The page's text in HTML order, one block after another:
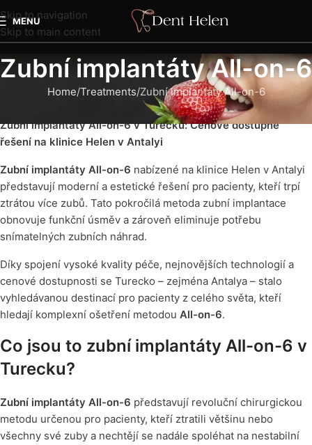
Skip to navigation
Skip to main content
MENU
Zubní implantáty All-on-6
Home Treatments Zubní implantáty All-on-6
Zubní implantáty All-on-6 v Turecku: Cenově dostupné
řešení na klinice Helen v Antalyi
Zubní implantáty All-on-6 nabízené na klinice Helen v Antalyi
představují moderní a estetické řešení pro pacienty, kteří trpí
ztrátou více zubů. Tato pokročilá metoda zubní implantace
obnovuje funkční úsměv a zároveň eliminuje potřebu
snímatelných zubních náhrad.
Díky spojení vysoké kvality péče, nejnovějších technologií a
cenové dostupnosti se Turecko – zejména Antalya – stalo
vyhledávanou destinací pro pacienty z celého světa, kteří
hledají komplexní ošetření metodou All-on-6.
Co jsou to zubní implantáty All-on-6 v
Turecku?
Zubní implantáty All-on-6 představují revoluční chirurgickou
metodu určenou pro pacienty, kteří ztratili většinu nebo
všechny své zuby a nechtějí se nadále spoléhat na nestabilní